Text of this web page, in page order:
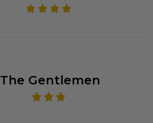
The Gentlemen